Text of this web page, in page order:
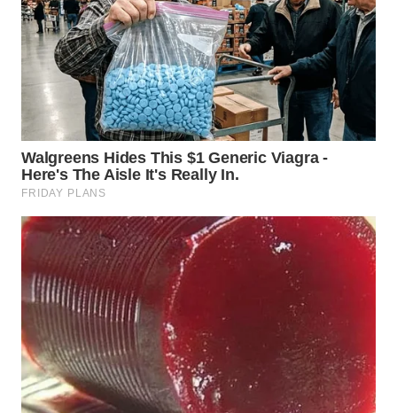
SERDANG
WN
TEBING
TINGGI
WN
PAKPAK
KARAWANG
WN
BEKASI
WN
BOGOR
WN